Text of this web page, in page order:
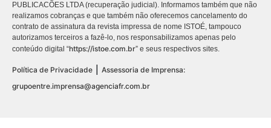
PUBLICACÕES LTDA (recuperação judicial). Informamos também que não
realizamos cobranças e que também não oferecemos cancelamento do
contrato de assinatura da revista impressa de nome ISTOÉ, tampouco
autorizamos terceiros a fazê-lo, nos responsabilizamos apenas pelo
conteúdo digital “https://istoe.com.br” e seus respectivos sites.
Política de Privacidade
Assessoria de Imprensa:
grupoentre.imprensa@agenciafr.com.br